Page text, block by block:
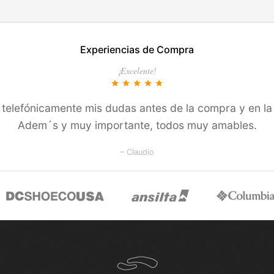
Experiencias de Compra
¡Excelente!
star star star star star
mis dudas antes de la compra y en
Adem´s y muy importante, todos muy amables.
– Claudio